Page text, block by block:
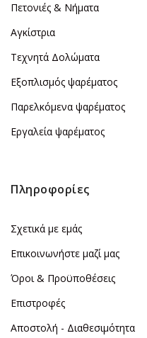
Πετονιές & Νήματα
Αγκίστρια
Τεχνητά Δολώματα
Εξοπλισμός ψαρέματος
Παρελκόμενα ψαρέματος
Εργαλεία ψαρέματος
Πληροφορίες
Σχετικά με εμάς
Επικοινωνήστε μαζί μας
Όροι & Προϋποθέσεις
Επιστροφές
Αποστολή - Διαθεσιμότητα